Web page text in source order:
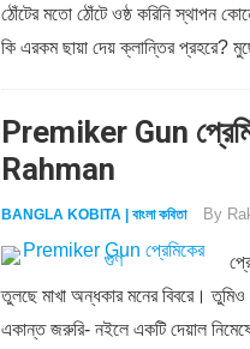
ঠোঁটের মতো ঠোঁটে ওষ্ঠ করিনি স্থাপন
কি এরকম ছায়া দেয় ক্লান্তির প্রহরে?
Premiker Gun
Rahman
BANGLA KOBITA | বাংলা কবিতা By
তুলছে মাখা অন্ধকার মনের বিবরে।
একান্ত জরুরি- নইলে একটি দেয়াল